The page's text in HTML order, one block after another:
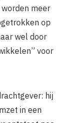
meer
op
wel door
voor
hij
in een